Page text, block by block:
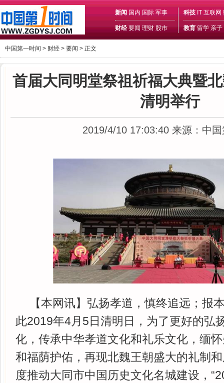
新闻 国内 国际 军事
财经 要闻 理财 股市
科技 IT 互联网
教育 留学 亲子
中国第一时间 > 财经 > 要闻 > 正文
首届大同明堂祭祖祈福大典暨
清明举行
2019/4/10 17:03:40 来源：中
【本网讯】弘扬孝道，慎终追远；报
此2019年4月5日清明日，为了更好的弘
化，传承中华孝道文化和礼乐文化，缅
和福荫护佑，再现北魏王朝盛大的礼制
度推动大同市中国历史文化名城建设，